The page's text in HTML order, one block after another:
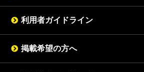
利用者ガイドライン
掲載希望の方へ